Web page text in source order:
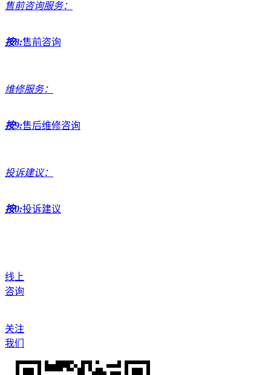
售前咨询服务：
按8:售前咨询
维修服务：
按9:售后维修咨询
投诉建议：
按0:投诉建议
线上
咨询
关注
我们